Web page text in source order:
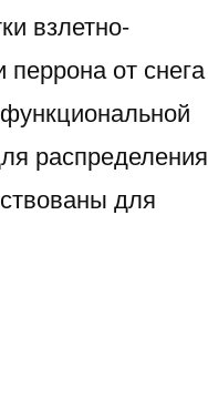
взлетно-
от снега
распределения
для